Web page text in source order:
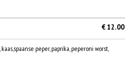
€ 12.00
peper, paprika, peperoni worst,